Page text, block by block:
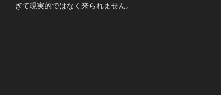
ぎて現実的ではなく来られません。